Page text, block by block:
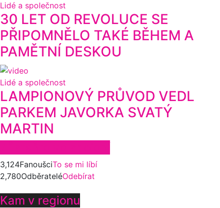
Lidé a společnost
30 LET OD REVOLUCE SE
PŘIPOMNĚLO TAKÉ BĚHEM A
PAMĚTNÍ DESKOU
Lidé a společnost
LAMPIONOVÝ PRŮVOD VEDL
PARKEM JAVORKA SVATÝ
MARTIN
3,124FanoušciTo se mi líbí
2,780OdběrateléOdebírat
Kam v regionu